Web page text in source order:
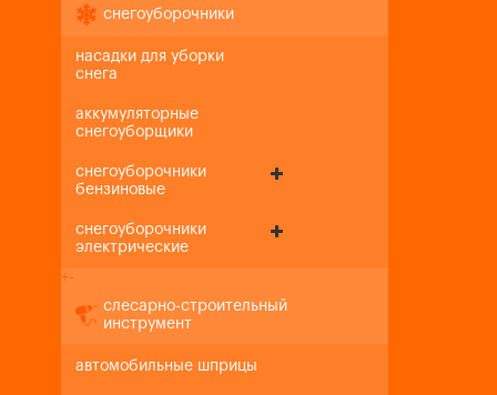
снегоуборочники
насадки для уборки
снега
аккумуляторные
снегоуборщики
снегоуборочники
бензиновые
снегоуборочники
электрические
+-
слесарно-строительный
инструмент
автомобильные шприцы